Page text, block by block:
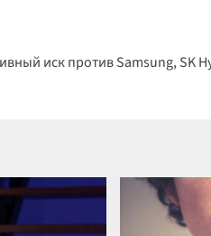
иск против Samsung, SK